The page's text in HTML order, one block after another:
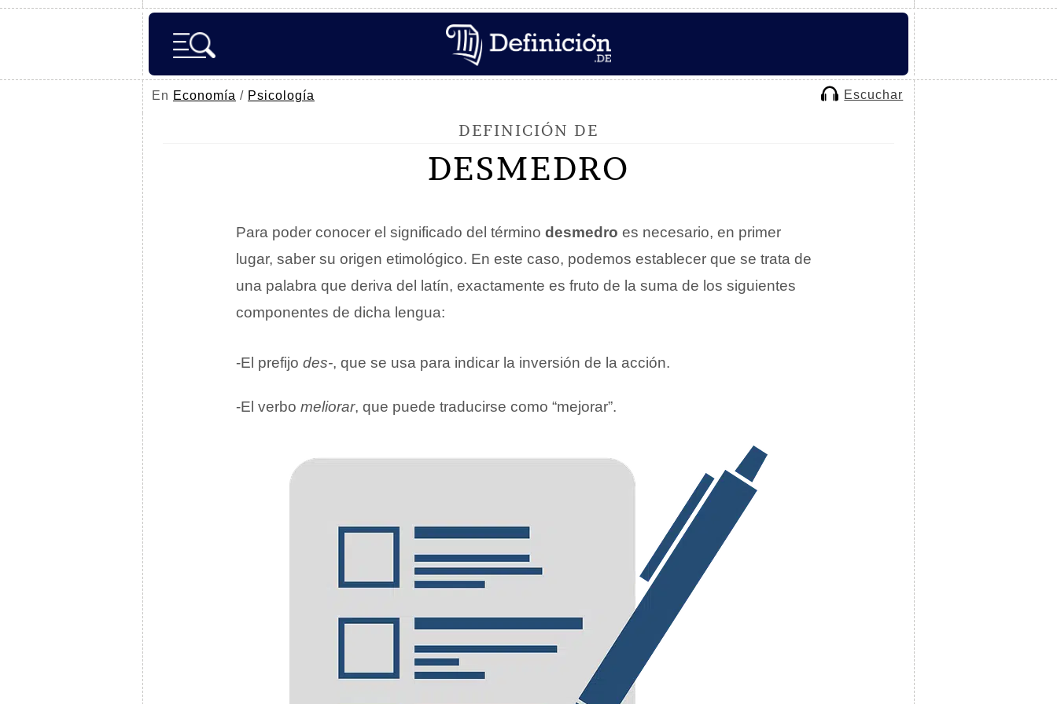
En Economía / Psicología Escuchar
DEFINICIÓN DE
DESMEDRO
Para poder conocer el significado del término desmedro es necesario, en primer
lugar, saber su origen etimológico. En este caso, podemos establecer que se trata de
una palabra que deriva del latín, exactamente es fruto de la suma de los siguientes
componentes de dicha lengua:
-El prefijo des-, que se usa para indicar la inversión de la acción.
-El verbo meliorar, que puede traducirse como “mejorar”.